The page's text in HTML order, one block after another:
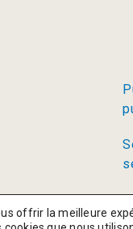
offrir la meilleure